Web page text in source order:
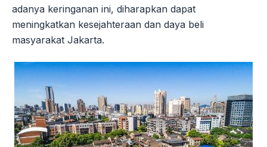
adanya keringanan ini, diharapkan dapat
meningkatkan kesejahteraan dan daya beli
masyarakat Jakarta.